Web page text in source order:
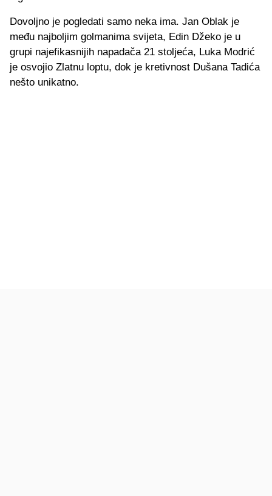
Dovoljno je pogledati samo neka ima. Jan Oblak je
među najboljim golmanima svijeta, Edin Džeko je u
grupi najefikasnijih napadača 21 stoljeća, Luka Modrić
je osvojio Zlatnu loptu, dok je kretivnost Dušana Tadića
nešto unikatno.